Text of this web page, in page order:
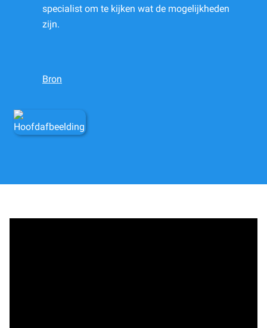
specialist om te kijken wat de mogelijkheden
zijn.
Bron